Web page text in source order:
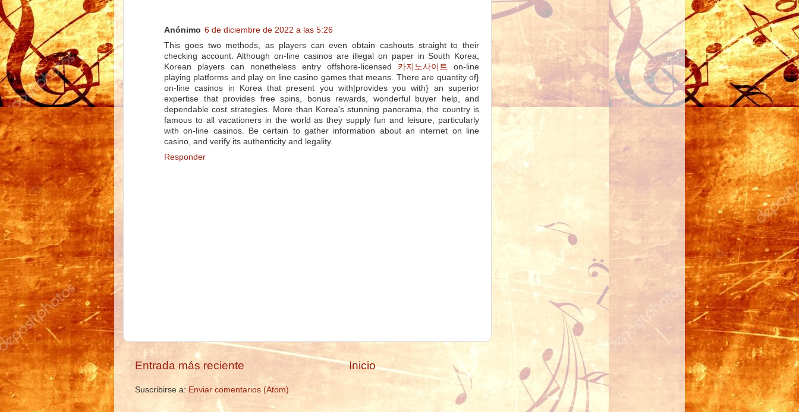
Anónimo 6 de diciembre de 2022 a las 5:26
This goes two methods, as players can even obtain cashouts straight to their
checking account. Although on-line casinos are illegal on paper in South Korea,
Korean players can nonetheless entry offshore-licensed 카지노사이트
on-line
playing platforms and play on line casino games that means. There are quantity of}
on-line casinos in Korea that present you with|provides you with} an superior
expertise that provides free spins, bonus rewards, wonderful buyer help, and
dependable cost strategies. More than Korea's stunning panorama, the country is
famous to all vacationers in the world as they supply fun and leisure, particularly
with on-line casinos. Be certain to gather information about an internet on line
casino, and verify its authenticity and legality.
Responder
Entrada más reciente Inicio
Suscribirse a: Enviar comentarios (Atom)